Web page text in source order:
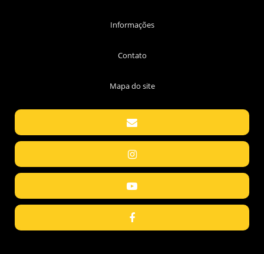
Informações
Contato
Mapa do site